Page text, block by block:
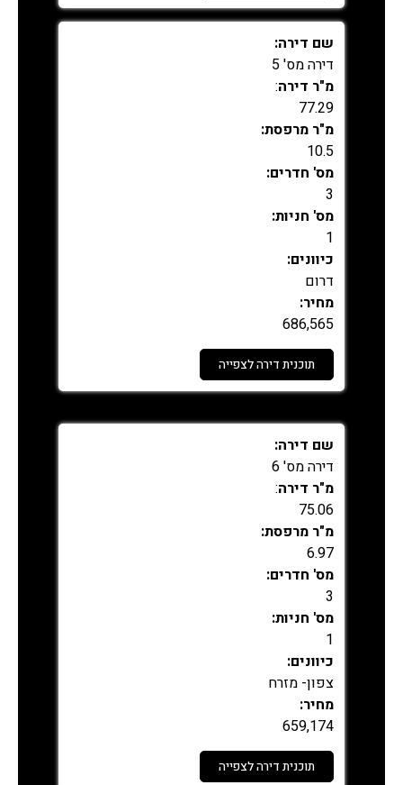
נמכר
שם דירה:
דירה מס' 5
מ"ר דירה:
77.29
מ"ר מרפסת:
10.5
מס' חדרים:
3
מס' חניות:
1
כיוונים:
דרום
מחיר:
686,565
תוכנית דירה לצפייה
נמכר
שם דירה:
דירה מס' 6
מ"ר דירה:
75.06
מ"ר מרפסת:
6.97
מס' חדרים:
3
מס' חניות:
1
כיוונים:
צפון- מזרח
מחיר:
659,174
תוכנית דירה לצפייה